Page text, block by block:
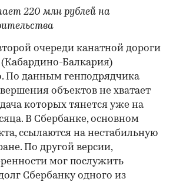
220 млн рублей на
очереди канатной дороги
(Кабардино-Балкария)
По данным генподрядчика
объектов не хватает
которых тянется уже на
В Сбербанке, основном
ссылаются на нестабильную
По другой версии,
мог послужить
Сбербанку одного из